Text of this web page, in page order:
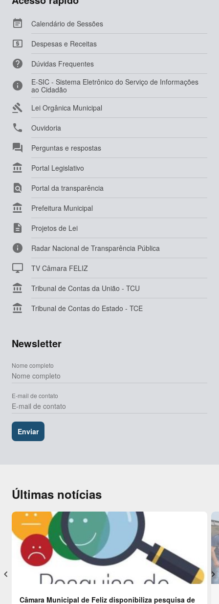
 Calendário de Sessões
 Despesas e Receitas
 Dúvidas Frequentes

E-SIC - Sistema Eletrônico do Serviço de Informações
ao Cidadão
 Lei Orgânica Municipal
 Ouvidoria
 Perguntas e respostas
 Portal Legislativo
 Portal da transparência
 Prefeitura Municipal
 Projetos de Lei
 Radar Nacional de Transparência Pública
 TV Câmara FELIZ
 Tribunal de Contas da União - TCU
 Tribunal de Contas do Estado - TCE
Newsletter
Nome completo
E-mail de contato
Últimas notícias
Câmara Municipal de Feliz disponibiliza pesquisa de
keyboard_arrow_left keyboard_arrow_right